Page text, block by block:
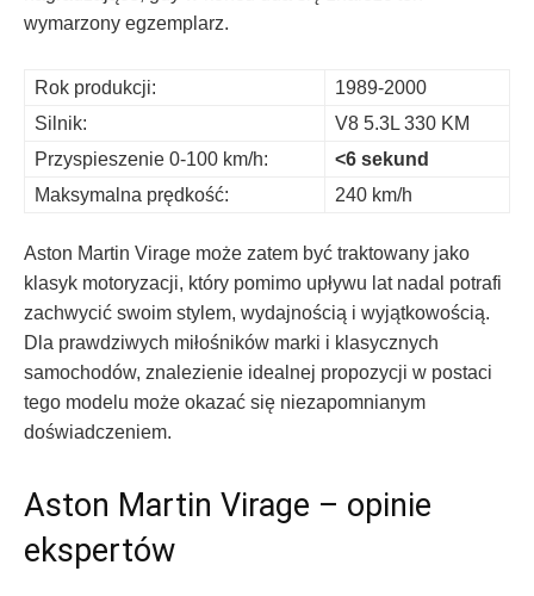
wymarzony egzemplarz.
Rok produkcji:
1989-2000
Silnik:
V8 5.3L 330 KM
Przyspieszenie 0-100 km/h:
<6 sekund
Maksymalna prędkość:
240 km/h
Aston Martin ‌Virage może zatem być traktowany jako
klasyk motoryzacji, ‌który⁣ pomimo upływu lat nadal potrafi
zachwycić swoim stylem, wydajnością ⁣i wyjątkowością.‌
Dla prawdziwych miłośników marki⁣ i klasycznych
samochodów, ⁢znalezienie idealnej propozycji w postaci
tego modelu może okazać się ⁤niezapomnianym⁣
doświadczeniem.
Aston Martin Virage – opinie
ekspertów